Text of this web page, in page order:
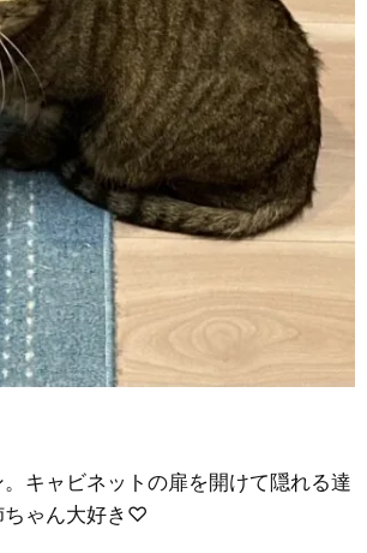
キャビネットの扉を開けて隠れる達
ちゃん大好き♡